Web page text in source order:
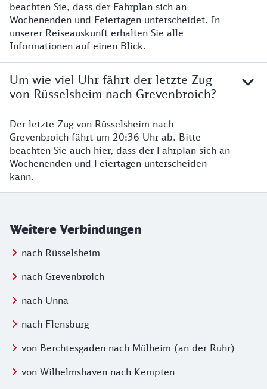
beachten Sie, dass der Fahrplan sich an
Wochenenden und Feiertagen unterscheidet. In
unserer Reiseauskunft erhalten Sie alle
Informationen auf einen Blick.
Um wie viel Uhr fährt der letzte Zug
von Rüsselsheim nach Grevenbroich?
Der letzte Zug von Rüsselsheim nach
Grevenbroich fährt um 20:36 Uhr ab. Bitte
beachten Sie auch hier, dass der Fahrplan sich an
Wochenenden und Feiertagen unterscheiden
kann.
Weitere Verbindungen
nach Rüsselsheim
nach Grevenbroich
nach Unna
nach Flensburg
von Berchtesgaden nach Mülheim (an der Ruhr)
von Wilhelmshaven nach Kempten